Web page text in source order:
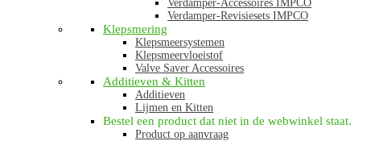
Verdamper-Accessoires IMPCO
Verdamper-Revisiesets IMPCO
Klepsmering
Klepsmeersystemen
Klepsmeervloeistof
Valve Saver Accessoires
Additieven & Kitten
Additieven
Lijmen en Kitten
Bestel een product dat niet in de webwinkel staat.
Product op aanvraag